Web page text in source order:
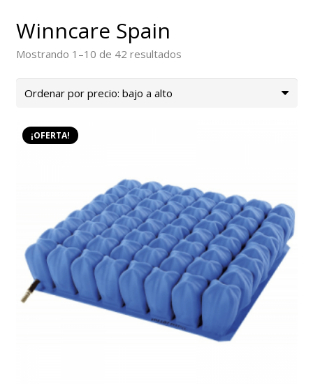
Winncare Spain
Mostrando 1–10 de 42 resultadosOrdenado
¡OFERTA!